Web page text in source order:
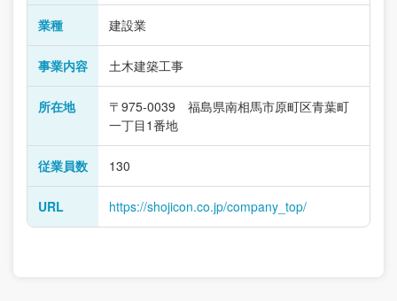
業種 建設業
事業内容 土木建築工事
所在地
〒975-0039 福島県南相馬市原町区青葉町
一丁目1番地
従業員数 130
URL https://shojicon.co.jp/company_top/